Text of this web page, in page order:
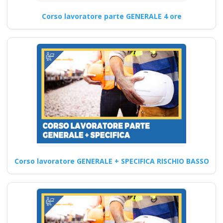
sicurezza sul lavoro:
approfondimenti sul
nuovo accordo Stato
Regioni 2025
Come aprire un centro di
formazione sicurezza sul
lavoro qualificato
professionale corso…
Continua
Corsi RSPP nel
settore Costruzioni:
Modulo Integrativo 3
Corso lavoratore parte GENERALE 4 ore
Corso lavoratore GENERALE + SPECIFICA RISCHIO BASSO